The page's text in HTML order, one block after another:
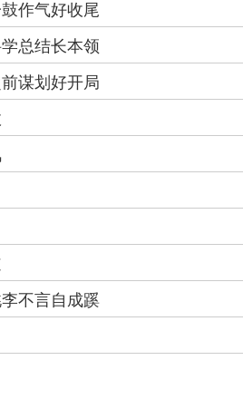
作气好收尾
总结长本领
谋划好开局
不言自成蹊